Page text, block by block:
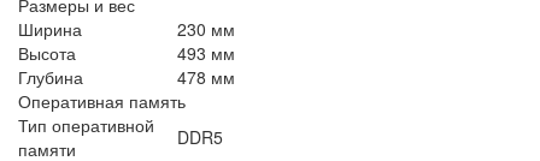
Ширина
230 мм
Высота
493 мм
Глубина
478 мм
Оперативная память
Тип оперативной
памяти
DDR5